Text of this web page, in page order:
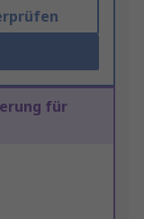
für